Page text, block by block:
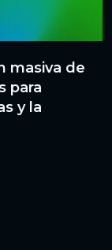
masiva de
para
y la